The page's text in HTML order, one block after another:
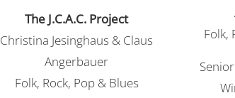
The J.C.A.C. Project
Christina Jesinghaus & Claus
Angerbauer
Folk, Rock, Pop & Blues
Folk,